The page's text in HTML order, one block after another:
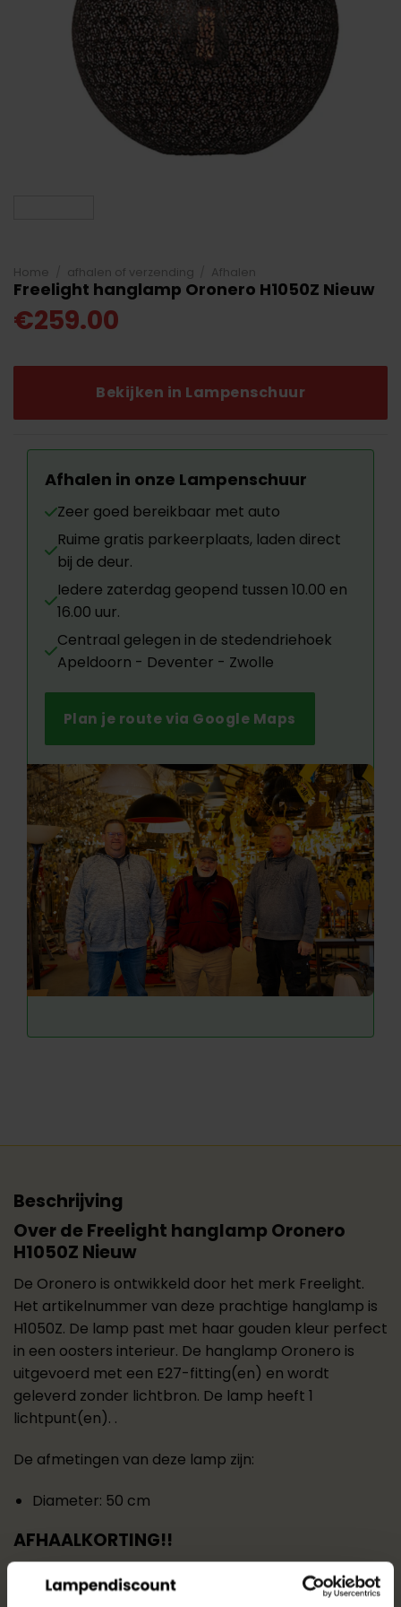
Home afhalen of verzending Afhalen
Freelight hanglamp Oronero H1050Z Nieuw
€259.00
Bekijken in Lampenschuur
Afhalen in onze Lampenschuur
Zeer goed bereikbaar met auto
Ruime gratis parkeerplaats, laden direct
bij de deur.
Iedere zaterdag geopend tussen 10.00 en
16.00 uur.
Centraal gelegen in de stedendriehoek
Apeldoorn - Deventer - Zwolle
Plan je route via Google Maps
Beschrijving
Over de Freelight hanglamp Oronero
H1050Z Nieuw
De Oronero is ontwikkeld door het merk Freelight.
Het artikelnummer van deze prachtige hanglamp is
H1050Z. De lamp past met haar gouden kleur perfect
in een oosters interieur. De hanglamp Oronero is
uitgevoerd met een E27-fitting(en) en wordt
geleverd zonder lichtbron. De lamp heeft 1
lichtpunt(en). .
De afmetingen van deze lamp zijn:
Diameter: 50 cm
AFHAALKORTING!!
Deze mooie hanglamp van Freelight hebben wij in